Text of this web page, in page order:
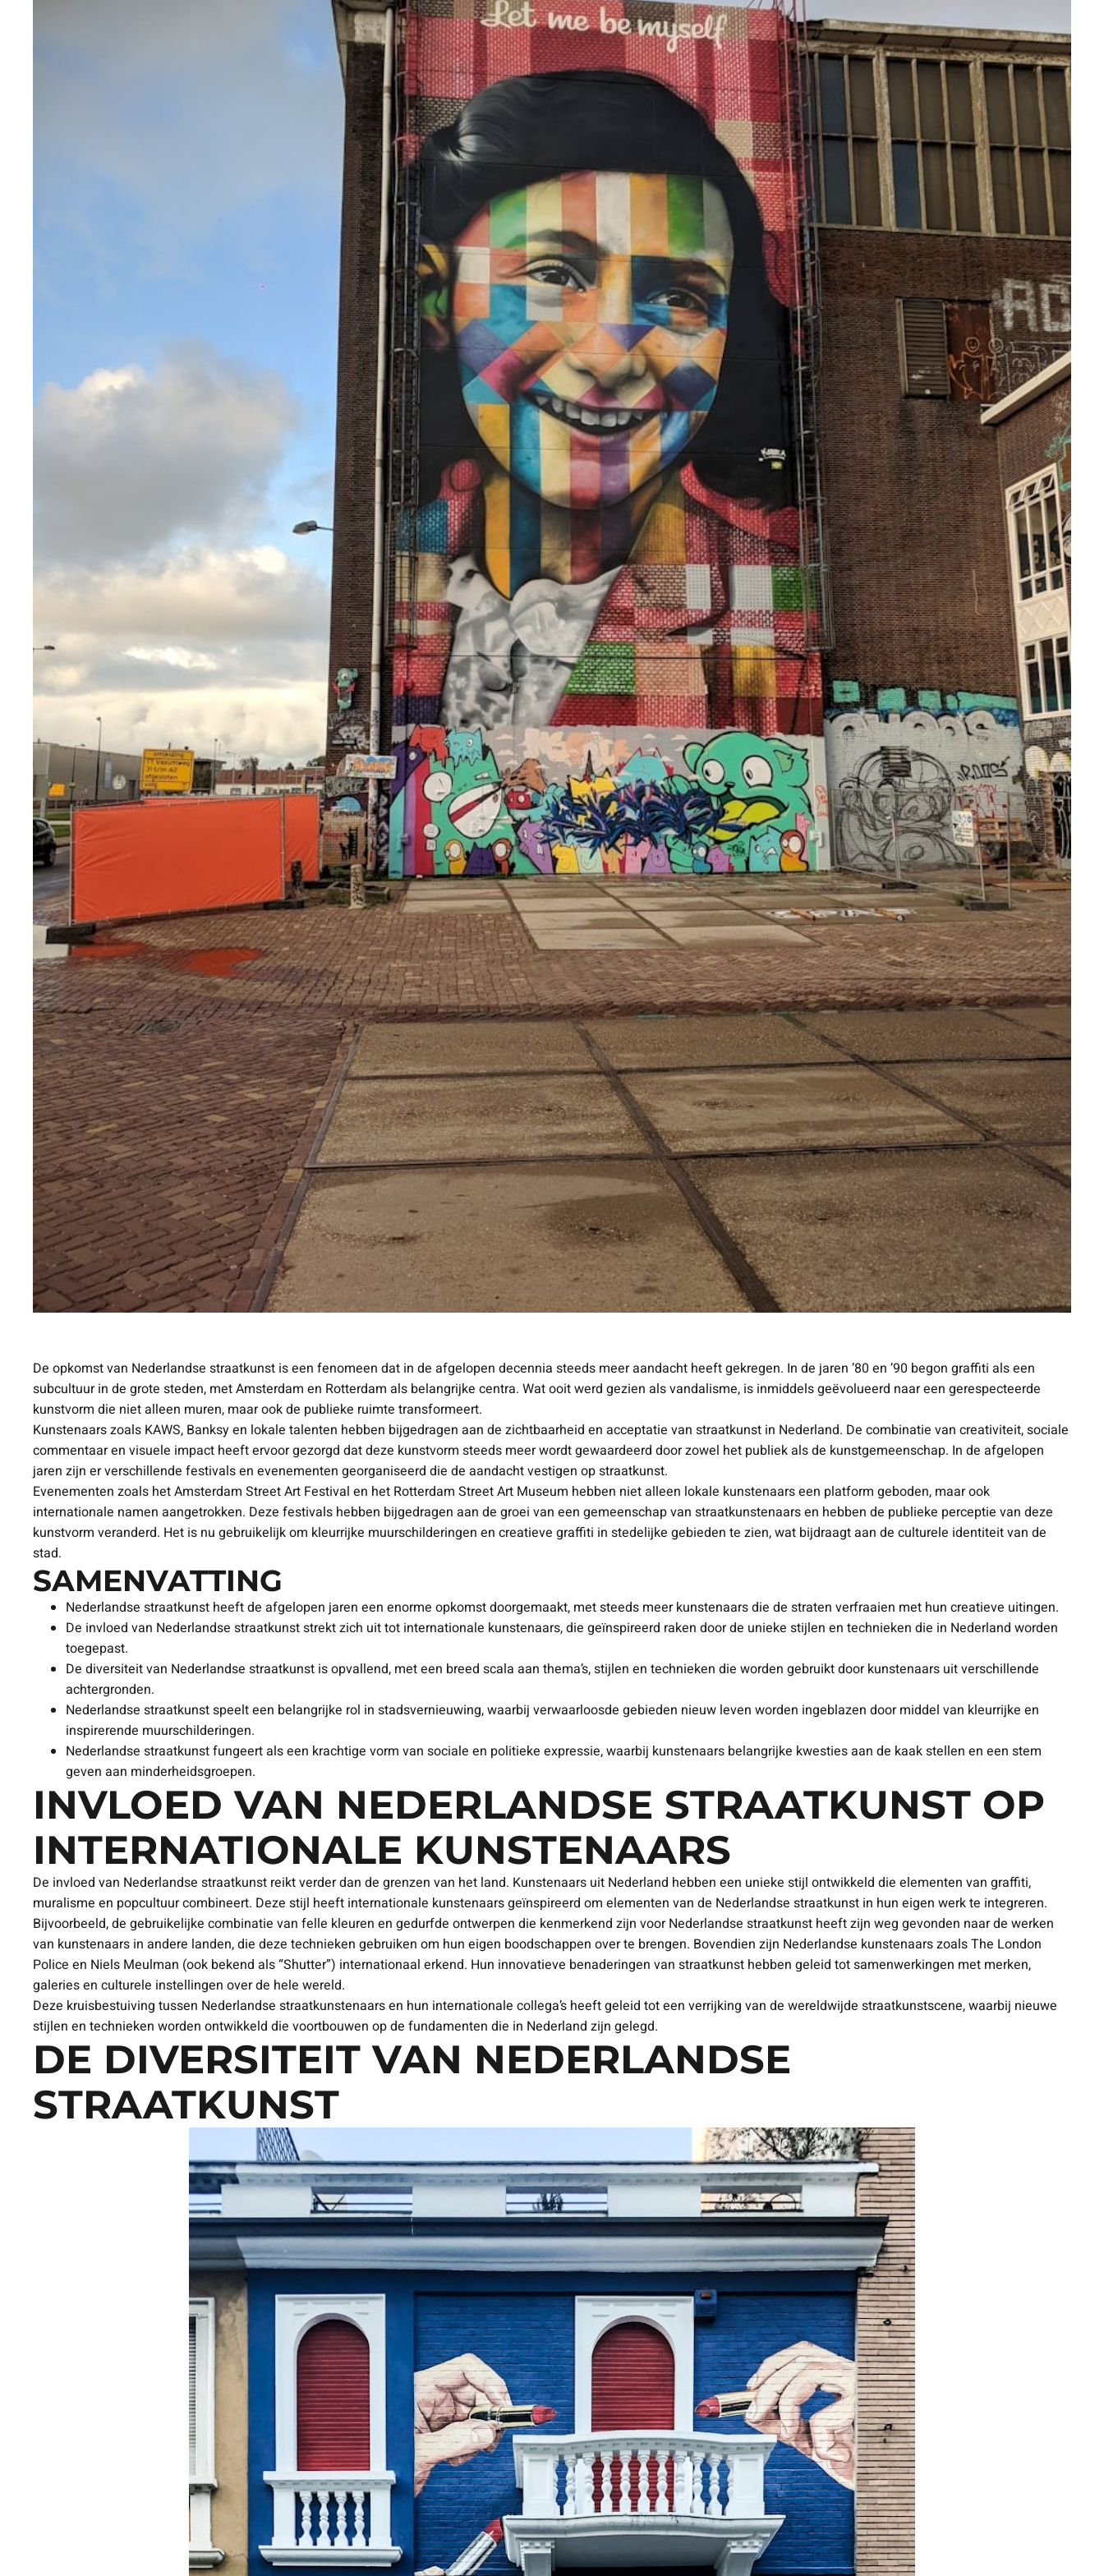
De opkomst van Nederlandse straatkunst is een fenomeen dat in de afgelopen decennia steeds meer aandacht heeft gekregen. In de jaren ’80 en ’90 begon graffiti als een
subcultuur in de grote steden, met Amsterdam en Rotterdam als belangrijke centra. Wat ooit werd gezien als vandalisme, is inmiddels geëvolueerd naar een gerespecteerde
kunstvorm die niet alleen muren, maar ook de publieke ruimte transformeert.
Kunstenaars zoals KAWS, Banksy en lokale talenten hebben bijgedragen aan de zichtbaarheid en acceptatie van straatkunst in Nederland. De combinatie van creativiteit, sociale
commentaar en visuele impact heeft ervoor gezorgd dat deze kunstvorm steeds meer wordt gewaardeerd door zowel het publiek als de kunstgemeenschap. In de afgelopen
jaren zijn er verschillende festivals en evenementen georganiseerd die de aandacht vestigen op straatkunst.
Evenementen zoals het Amsterdam Street Art Festival en het Rotterdam Street Art Museum hebben niet alleen lokale kunstenaars een platform geboden, maar ook
internationale namen aangetrokken. Deze festivals hebben bijgedragen aan de groei van een gemeenschap van straatkunstenaars en hebben de publieke perceptie van deze
kunstvorm veranderd. Het is nu gebruikelijk om kleurrijke muurschilderingen en creatieve graffiti in stedelijke gebieden te zien, wat bijdraagt aan de culturele identiteit van de
stad.
SAMENVATTING
Nederlandse straatkunst heeft de afgelopen jaren een enorme opkomst doorgemaakt, met steeds meer kunstenaars die de straten verfraaien met hun creatieve uitingen.
De invloed van Nederlandse straatkunst strekt zich uit tot internationale kunstenaars, die geïnspireerd raken door de unieke stijlen en technieken die in Nederland worden
toegepast.
De diversiteit van Nederlandse straatkunst is opvallend, met een breed scala aan thema’s, stijlen en technieken die worden gebruikt door kunstenaars uit verschillende
achtergronden.
Nederlandse straatkunst speelt een belangrijke rol in stadsvernieuwing, waarbij verwaarloosde gebieden nieuw leven worden ingeblazen door middel van kleurrijke en
inspirerende muurschilderingen.
Nederlandse straatkunst fungeert als een krachtige vorm van sociale en politieke expressie, waarbij kunstenaars belangrijke kwesties aan de kaak stellen en een stem
geven aan minderheidsgroepen.
INVLOED VAN NEDERLANDSE STRAATKUNST OP
INTERNATIONALE KUNSTENAARS
De invloed van Nederlandse straatkunst reikt verder dan de grenzen van het land. Kunstenaars uit Nederland hebben een unieke stijl ontwikkeld die elementen van graffiti,
muralisme en popcultuur combineert. Deze stijl heeft internationale kunstenaars geïnspireerd om elementen van de Nederlandse straatkunst in hun eigen werk te integreren.
Bijvoorbeeld, de gebruikelijke combinatie van felle kleuren en gedurfde ontwerpen die kenmerkend zijn voor Nederlandse straatkunst heeft zijn weg gevonden naar de werken
van kunstenaars in andere landen, die deze technieken gebruiken om hun eigen boodschappen over te brengen. Bovendien zijn Nederlandse kunstenaars zoals The London
Police en Niels Meulman (ook bekend als “Shutter”) internationaal erkend. Hun innovatieve benaderingen van straatkunst hebben geleid tot samenwerkingen met merken,
galeries en culturele instellingen over de hele wereld.
Deze kruisbestuiving tussen Nederlandse straatkunstenaars en hun internationale collega’s heeft geleid tot een verrijking van de wereldwijde straatkunstscene, waarbij nieuwe
stijlen en technieken worden ontwikkeld die voortbouwen op de fundamenten die in Nederland zijn gelegd.
DE DIVERSITEIT VAN NEDERLANDSE
STRAATKUNST